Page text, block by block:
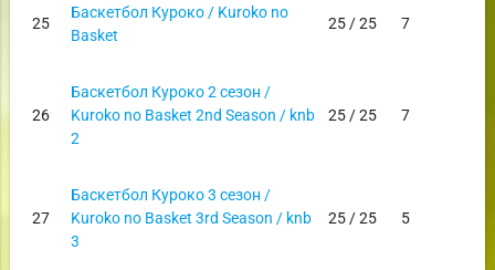
25
Баскетбол Куроко / Kuroko no
Basket
25 / 25 7
26
Баскетбол Куроко 2 сезон /
Kuroko no Basket 2nd Season / knb
2
25 / 25 7
27
Баскетбол Куроко 3 сезон /
Kuroko no Basket 3rd Season / knb
3
25 / 25 5